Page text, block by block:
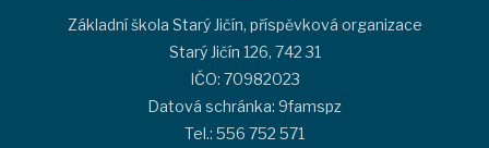
Základní škola Starý Jičín, příspěvková organizace
Starý Jičín 126, 742 31
IČO: 70982023
Datová schránka: 9famspz
Tel.: 556 752 571